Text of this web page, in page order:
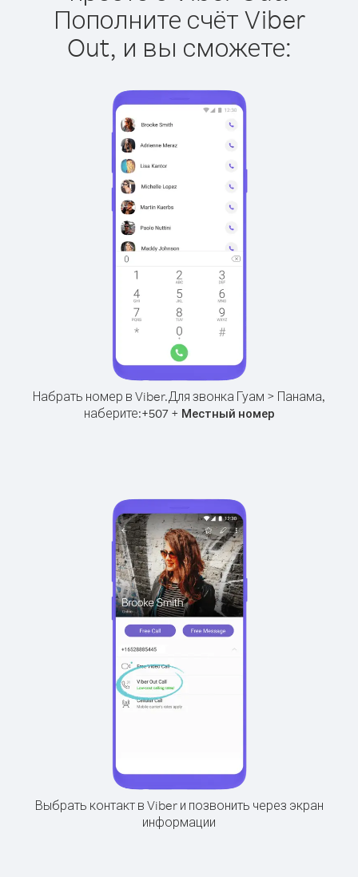
Пополните счёт Viber
Out, и вы сможете:
Набрать номер в Viber.Для звонка Гуам > Панама,
наберите:+507+ Местный номер
Выбрать контакт в Viber и позвонить через экран
информации